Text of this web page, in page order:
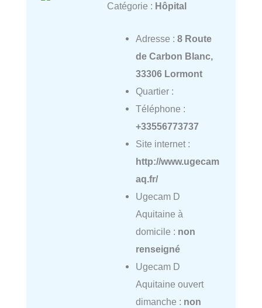
Catégorie : Hôpital
Adresse : 8 Route
de Carbon Blanc,
33306 Lormont
Quartier :
Téléphone :
+33556773737
Site internet :
http://www.ugecam
aq.fr/
Ugecam D
Aquitaine à
domicile : non
renseigné
Ugecam D
Aquitaine ouvert
dimanche : non